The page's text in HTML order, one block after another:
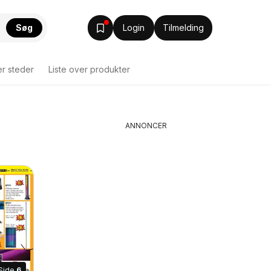
Søg Login Tilmelding
steder Liste over produkter
ANNONCER